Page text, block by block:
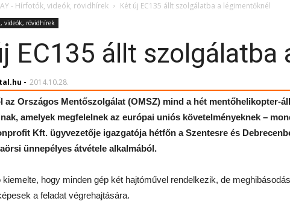
- Hírfotók, videók, rövidhírek Két új EC135 állt szolgálatba a légimentőknél
videók, rövidhírek
EC135 állt szolgálatba
- 2014.10.28.
az Országos Mentőszolgálat (OMSZ) mind a hét mentőhelikopter-
amelyek megfelelnek az európai uniós követelményeknek –
Kft. ügyvezetője igazgatója hétfőn a Szentesre és
ünnepélyes átvétele alkalmából.
hogy minden gép két hajtóművel rendelkezik, de
a feladat végrehajtására.